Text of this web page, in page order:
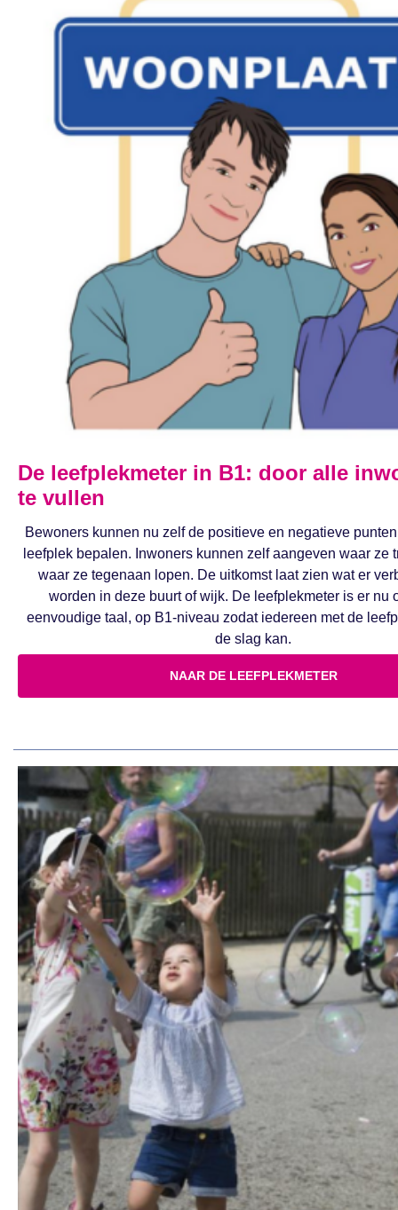
De leefplekmeter in B1: door alle
te vullen
Bewoners kunnen nu zelf de positieve en negatieve
leefplek bepalen. Inwoners kunnen zelf aangeven waar ze
waar ze tegenaan lopen. De uitkomst laat zien wat er
worden in deze buurt of wijk. De leefplekmeter is er nu
eenvoudige taal, op B1-niveau zodat iedereen met de
de slag kan.
NAAR DE LEEFPLEKMETER